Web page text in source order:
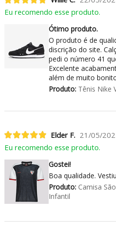
Eu recomendo esse produto.
Ótimo produto.
O produto é de
discrição do site.
pedi o número 41
Excelente
além de muito
Produto:Tênis Nike
Elder F. 21/05/
Eu recomendo esse produto.
Gostei!
Boa qualidade.
Produto:Camisa
Infantil